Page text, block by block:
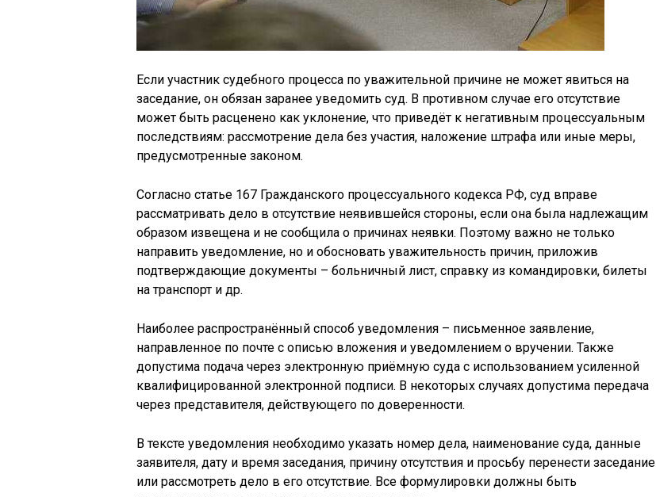
Если участник судебного процесса по уважительной причине не может явиться на
заседание, он обязан заранее уведомить суд. В противном случае его отсутствие
может быть расценено как уклонение, что приведёт к негативным процессуальным
последствиям: рассмотрение дела без участия, наложение штрафа или иные меры,
предусмотренные законом.
Согласно статье 167 Гражданского процессуального кодекса РФ, суд вправе
рассматривать дело в отсутствие неявившейся стороны, если она была надлежащим
образом извещена и не сообщила о причинах неявки. Поэтому важно не только
направить уведомление, но и обосновать уважительность причин, приложив
подтверждающие документы – больничный лист, справку из командировки, билеты
на транспорт и др.
Наиболее распространённый способ уведомления – письменное заявление,
направленное по почте с описью вложения и уведомлением о вручении. Также
допустима подача через электронную приёмную суда с использованием усиленной
квалифицированной электронной подписи. В некоторых случаях допустима передача
через представителя, действующего по доверенности.
В тексте уведомления необходимо указать номер дела, наименование суда, данные
заявителя, дату и время заседания, причину отсутствия и просьбу перенести заседание
или рассмотреть дело в его отсутствие. Все формулировки должны быть